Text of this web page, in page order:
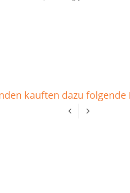
kauften dazu folgende